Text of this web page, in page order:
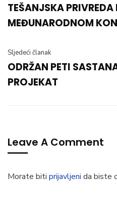
TEŠANJSKA PRIVREDA
MEĐUNARODNOM
Sljedeći članak
ODRŽAN PETI
PROJEKAT
Leave A Comment
Morate biti prijavljeni da biste